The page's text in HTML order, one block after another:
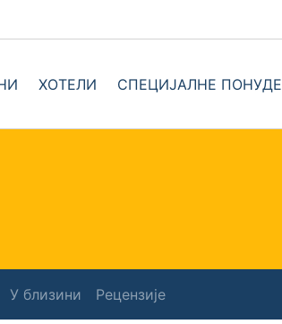
ХОТЕЛИ СПЕЦИЈАЛНЕ ПОНУДЕ
У близини Рецензије